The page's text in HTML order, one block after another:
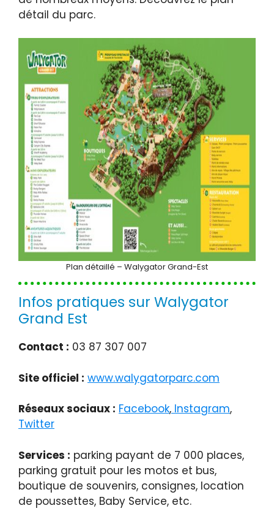
détail du parc.
Plan détaillé – Walygator Grand-Est
Infos pratiques sur Walygator
Grand Est
Contact : 03 87 307 007
Site officiel : www.walygatorparc.com
Réseaux sociaux : Facebook, Instagram,
Twitter
Services : parking payant de 7 000 places,
parking gratuit pour les motos et bus,
boutique de souvenirs, consignes, location
de poussettes, Baby Service, etc.